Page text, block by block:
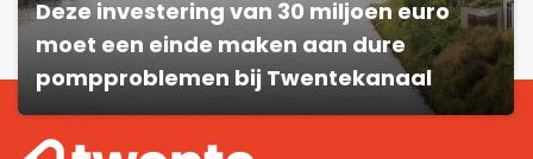
Deze investering van 30 miljoen euro
moet een einde maken aan dure
pompproblemen bij Twentekanaal